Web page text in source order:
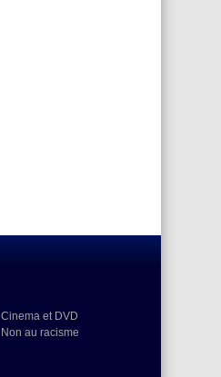
Cinema et DVD
Non au racisme